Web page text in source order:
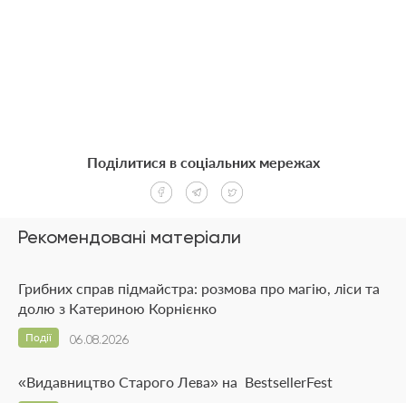
Рекомендовані матеріали
Грибних справ підмайстра: розмова про магію, ліси та
долю з Катериною Корнієнко
06.08.2026
Події
«Видавництво Старого Лева» на BestsellerFest
Поділитися в соціальних мережах